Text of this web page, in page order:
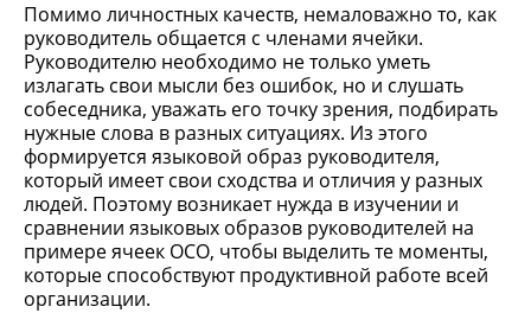
Помимо личностных качеств, немаловажно то, как
руководитель общается с членами ячейки.
Руководителю необходимо не только уметь
излагать свои мысли без ошибок, но и слушать
собеседника, уважать его точку зрения, подбирать
нужные слова в разных ситуациях. Из этого
формируется языковой образ руководителя,
который имеет свои сходства и отличия у разных
людей. Поэтому возникает нужда в изучении и
сравнении языковых образов руководителей на
примере ячеек ОСО, чтобы выделить те моменты,
которые способствуют продуктивной работе всей
организации.